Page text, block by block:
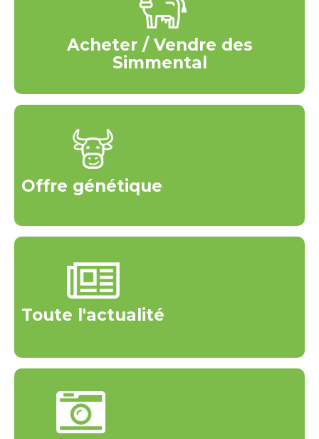
Acheter / Vendre des
Simmental
Offre génétique
Toute l'actualité